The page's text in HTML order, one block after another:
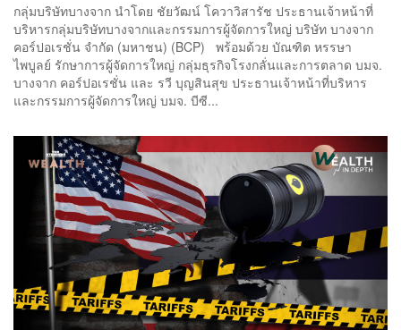
กลุ่มบริษัทบางจาก นำโดย ชัยวัฒน์ โควาวิสารัช ประธานเจ้าหน้าที่
บริหารกลุ่มบริษัทบางจากและกรรมการผู้จัดการใหญ่ บริษัท บางจาก
คอร์ปอเรชั่น จำกัด (มหาชน) (BCP) พร้อมด้วย บัณฑิต หรรษา
ไพบูลย์ รักษาการผู้จัดการใหญ่ กลุ่มธุรกิจโรงกลั่นและการตลาด บมจ.
บางจาก คอร์ปอเรชั่น และ รวี บุญสินสุข ประธานเจ้าหน้าที่บริหาร
และกรรมการผู้จัดการใหญ่ บมจ. บีซี...